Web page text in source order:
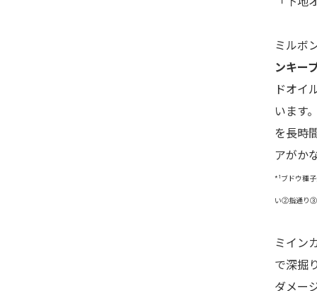
ミルボ
ンキー
ドオイ
います
を長時
アがか
*¹ブドウ種
い②指通り③
ミイン
で深掘
ダメー